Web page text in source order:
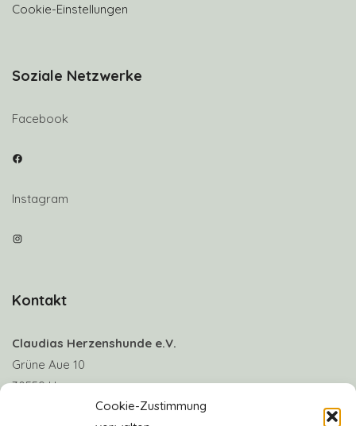
Cookie-Zustimmung
Cookie-Einstellungen
Soziale Netzwerke
Facebook
Facebook
Instagram
Instagram
Kontakt
Claudias Herzenshunde e.V.
Grüne Aue 10
30559 Hannover